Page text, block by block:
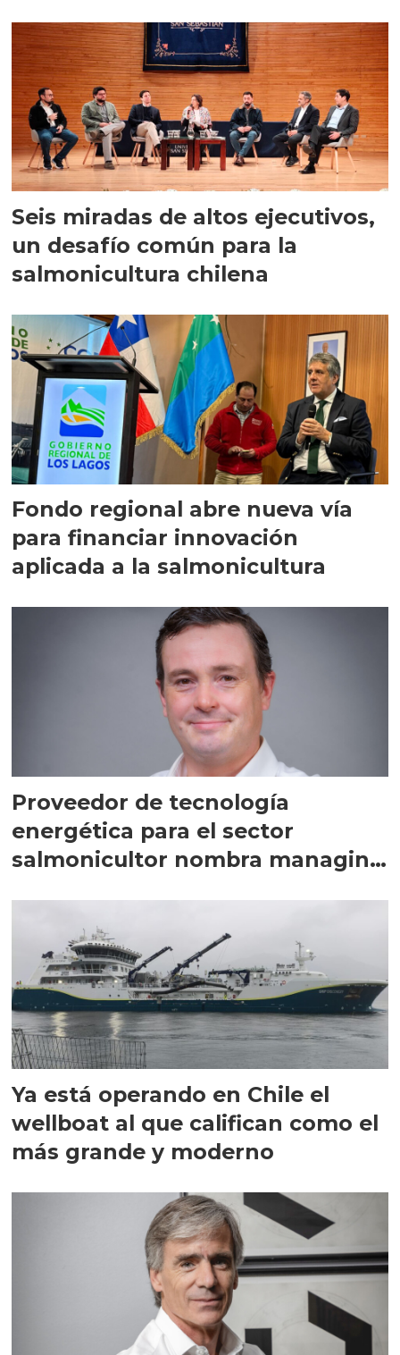
Seis miradas de altos ejecutivos,
un desafío común para la
salmonicultura chilena
Fondo regional abre nueva vía
para financiar innovación
aplicada a la salmonicultura
Proveedor de tecnología
energética para el sector
salmonicultor nombra managing
Ya está operando en Chile el
wellboat al que califican como el
más grande y moderno